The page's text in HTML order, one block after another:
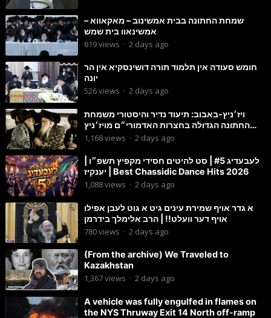
שמחת החתונה בבית אמשינוב – מאקאווא –
אמשינאוו בית שמש
819views · 2 days ago
חומש סעודה אין תלמוד תורה דושינסקיא אין הר
יונה
526views · 2 days ago
ויז׳ניץ-באבוב: תיעוד נדיר והיסטורי משמחת
החתונה הגדולה בחצרות האדמורי״ם מויז׳ניץ
ובאבוב זי״ע
1,168views · 2 days ago
לעבעדיג #5 | סט להיטים חסידי מקפיץ תשפ״ו |
יענקיז | Best Chassidic Dance Hits 2026
1,088views · 2 days ago
א גדר אויף שמירת עינים גיט א גוט לעבן אפילו
אויף דער וועלט!! | הרב אלימלך בידרמן
780views · 2 days ago
(From the archive) We Traveled to
Kazakhstan
1,367views · 2 days ago
A vehicle was fully engulfed in flames on
the NYS Thruway Exit 14 North off-ramp